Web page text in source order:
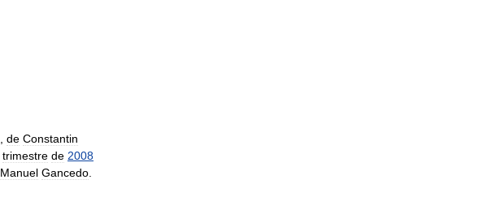
de Constantin
trimestre de 2008
Manuel Gancedo